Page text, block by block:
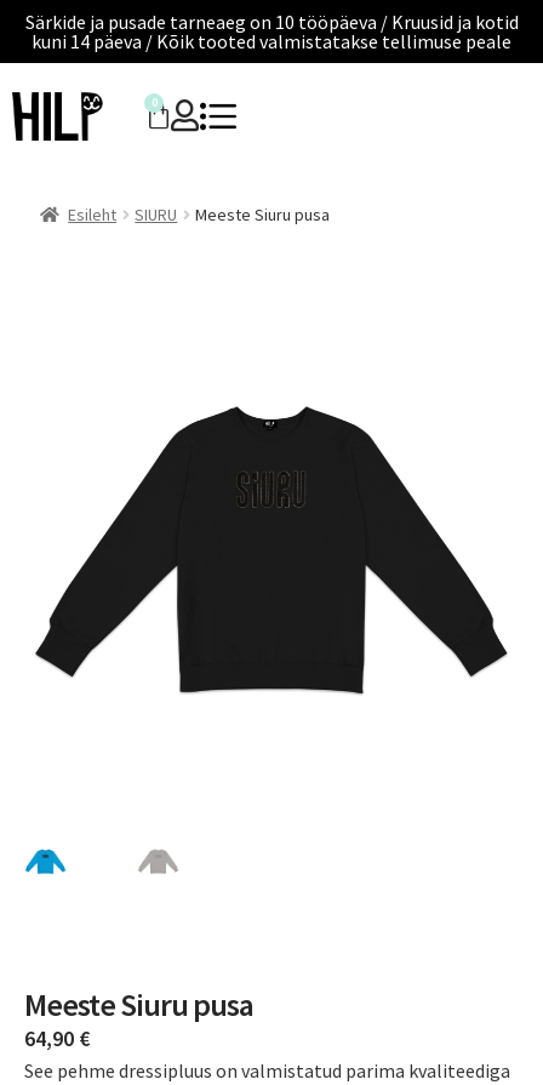
Särkide ja pusade tarneaeg on 10 tööpäeva / Kruusid ja kotid
kuni 14 päeva / Kõik tooted valmistatakse tellimuse peale
0
Esileht SIURU Meeste Siuru pusa
Meeste Siuru pusa
64,90 €
See pehme dressipluus on valmistatud parima kvaliteediga